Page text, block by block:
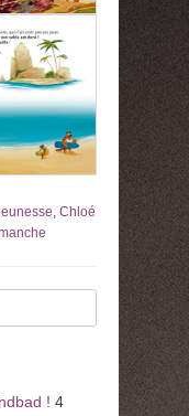
, Chloé
! 4